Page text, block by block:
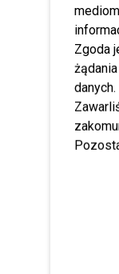
Zgoda
danych.